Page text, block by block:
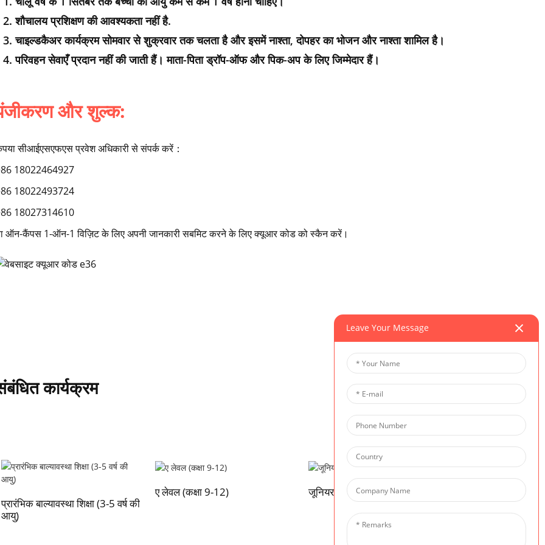
2. शौचालय प्रशिक्षण की आवश्यकता नहीं है.
3. चाइल्डकैअर कार्यक्रम सोमवार से शुक्रवार तक चलता है और इसमें नाश्ता, दोपहर का भोजन और नाश्ता शामिल है।
4. परिवहन सेवाएँ प्रदान नहीं की जाती हैं। माता-पिता ड्रॉप-ऑफ और पिक-अप के लिए जिम्मेदार हैं।
और शुल्क:
सीआईएसएफएस प्रवेश अधिकारी से संपर्क करें：
18022464927
18022493724
18027314610
ऑन-कैंपस 1-ऑन-1 विज़िट के लिए अपनी जानकारी सबमिट करने के लिए क्यूआर कोड को स्कैन करें।
कार्यक्रम
प्रारंभिक बाल्यावस्था शिक्षा (3-5 वर्ष की
आयु)
ए लेवल (कक्षा 9-12) जूनियर हाई स्कूल (कक्षा 7 - 8) प्राथमिक विद्यालय
Leave Your Message